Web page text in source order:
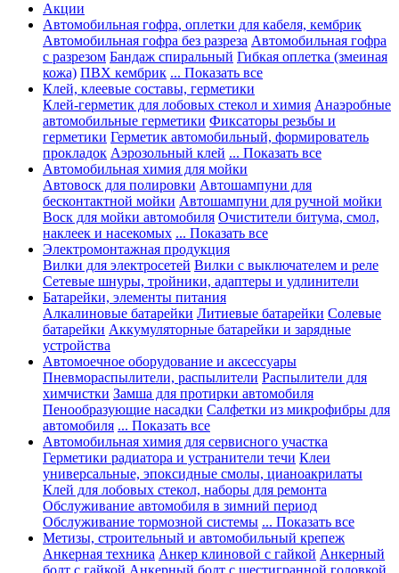
Акции
Автомобильная гофра, оплетки для кабеля, кембрик
Автомобильная гофра без разреза Автомобильная гофра
с разрезом Бандаж спиральный Гибкая оплетка (змеиная
кожа) ПВХ кембрик ... Показать все
Клей, клеевые составы, герметики
Клей-герметик для лобовых стекол и химия Анаэробные
автомобильные герметики Фиксаторы резьбы и
герметики Герметик автомобильный, формирователь
прокладок Аэрозольный клей ... Показать все
Автомобильная химия для мойки
Автовоск для полировки Автошампуни для
бесконтактной мойки Автошампуни для ручной мойки
Воск для мойки автомобиля Очистители битума, смол,
наклеек и насекомых ... Показать все
Электромонтажная продукция
Вилки для электросетей Вилки с выключателем и реле
Сетевые шнуры, тройники, адаптеры и удлинители
Батарейки, элементы питания
Алкалиновые батарейки Литиевые батарейки Солевые
батарейки Аккумуляторные батарейки и зарядные
устройства
Автомоечное оборудование и аксессуары
Пневмораспылители, распылители Распылители для
химчистки Замша для протирки автомобиля
Пенообразующие насадки Салфетки из микрофибры для
автомобиля ... Показать все
Автомобильная химия для сервисного участка
Герметики радиатора и устранители течи Клеи
универсальные, эпоксидные смолы, цианоакрилаты
Клей для лобовых стекол, наборы для ремонта
Обслуживание автомобиля в зимний период
Обслуживание тормозной системы ... Показать все
Метизы, строительный и автомобильный крепеж
Анкерная техника Анкер клиновой с гайкой Анкерный
болт с гайкой Анкерный болт с шестигранной головкой